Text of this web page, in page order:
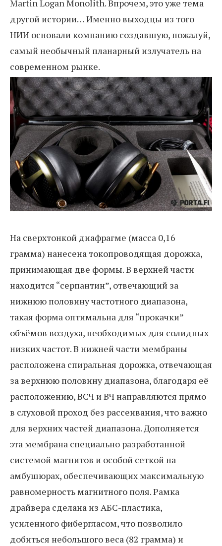
Martin Logan Monolith. Впрочем, это уже тема
другой истории… Именно выходцы из того
НИИ основали компанию создавшую, пожалуй,
самый необычный планарный излучатель на
современном рынке.
На сверхтонкой диафрагме (масса 0,16
грамма) нанесена токопроводящая дорожка,
принимающая две формы. В верхней части
находится “серпантин”, отвечающий за
нижнюю половину частотного диапазона,
такая форма оптимальна для “прокачки”
объёмов воздуха, необходимых для солидных
низких частот. В нижней части мембраны
расположена спиральная дорожка, отвечающая
за верхнюю половину диапазона, благодаря её
расположению, ВСЧ и ВЧ направляются прямо
в слуховой проход без рассеивания, что важно
для верхних частей диапазона. Дополняется
эта мембрана специально разработанной
системой магнитов и особой сеткой на
амбушюрах, обеспечивающих максимальную
равномерность магнитного поля. Рамка
драйвера сделана из АБС-пластика,
усиленного фибергласом, что позволило
добиться небольшого веса (82 грамма) и